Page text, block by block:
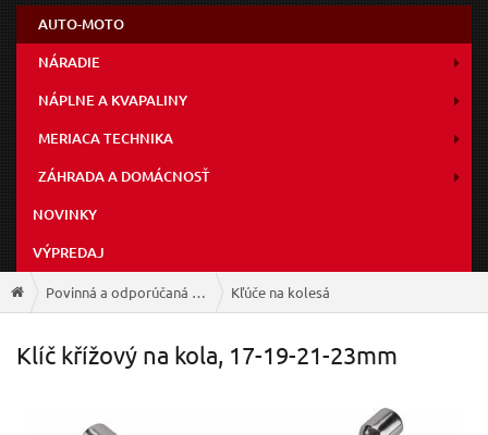
AUTO-MOTO
NÁRADIE
NÁPLNE A KVAPALINY
MERIACA TECHNIKA
ZÁHRADA A DOMÁCNOSŤ
NOVINKY
VÝPREDAJ
Povinná a odporúčaná výbava Kľúče na kolesá
Klíč křížový na kola, 17-19-21-23mm